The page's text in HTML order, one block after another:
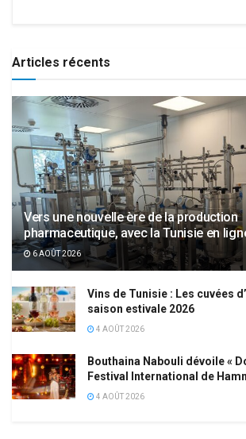
Articles récents
Vers une nouvelle ère de la production
pharmaceutique, avec la Tunisie en
6 AOÛT 2026
Vins de Tunisie : Les cuvées
saison estivale 2026
4 AOÛT 2026
Bouthaina Nabouli dévoile «
Festival International de
4 AOÛT 2026